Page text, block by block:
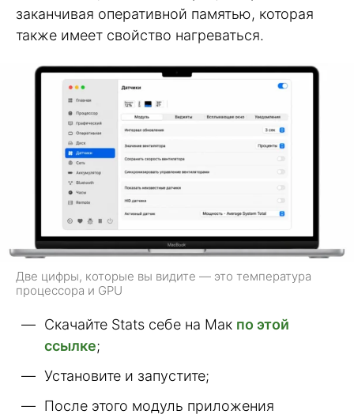
заканчивая оперативной памятью, которая
также имеет свойство нагреваться.
Две цифры, которые вы видите — это температура
процессора и GPU
Скачайте Stats себе на Мак по этой
ссылке;
Установите и запустите;
После этого модуль приложения